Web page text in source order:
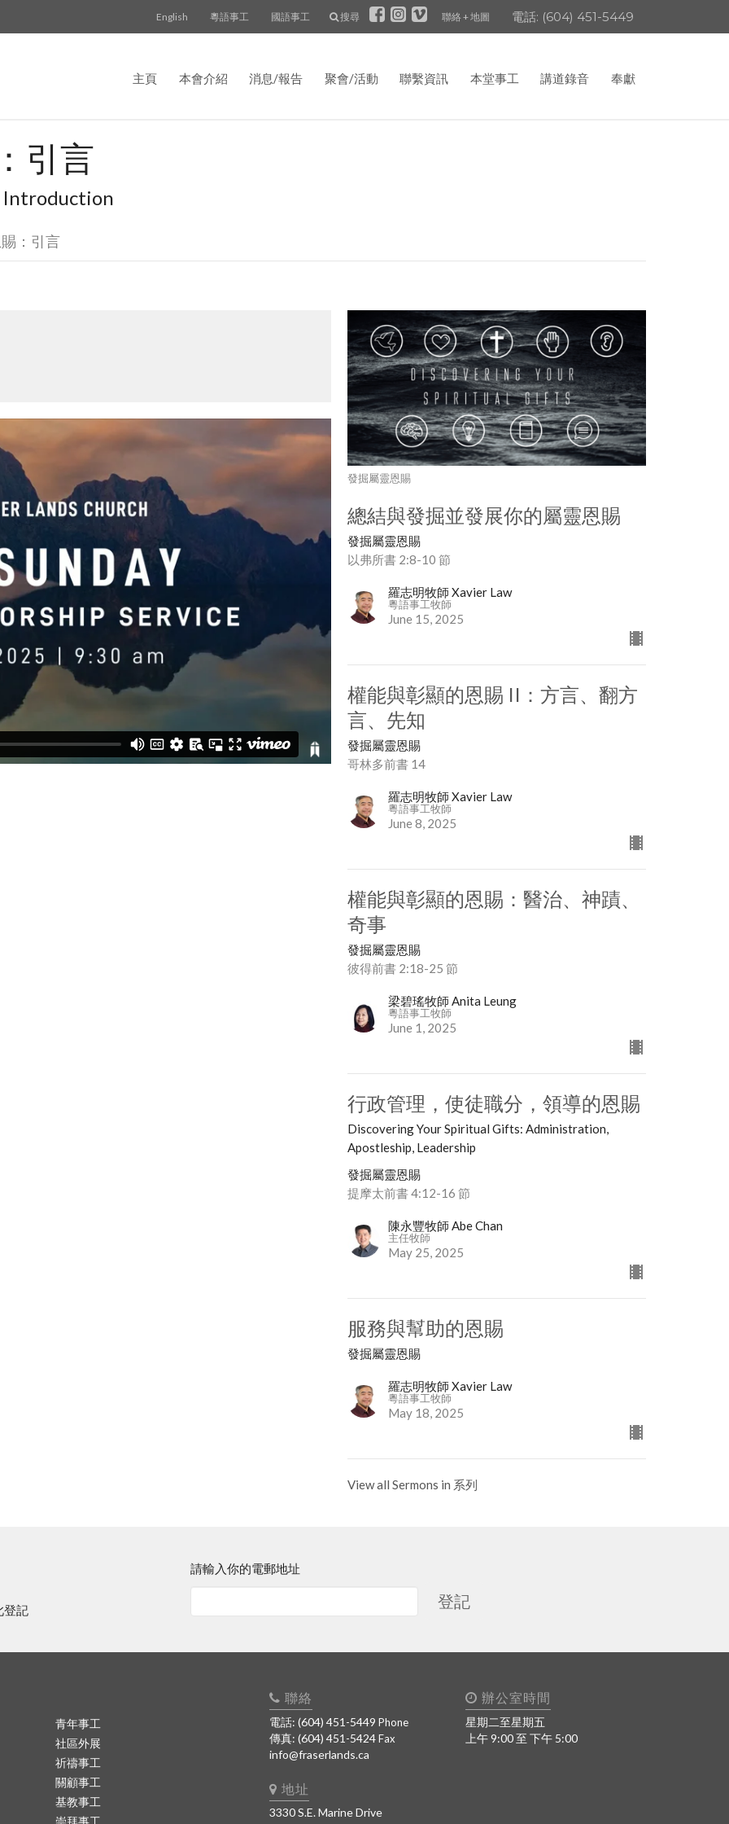
English 粵語事工 國語事工 搜尋 聯絡 + 地圖 電話: (604) 451-5449
主頁 本會介紹 消息/報告 聚會/活動 聯繫資訊 本堂事工 講道錄音 奉獻
引言
Introduction
：引言
發掘屬靈恩賜
總結與發掘並發展你的屬靈恩賜
發掘屬靈恩賜
以弗所書 2:8-10 節
羅志明牧師 Xavier Law
粵語事工牧師
June 15, 2025
權能與彰顯的恩賜 II：方言、翻方
言、先知
發掘屬靈恩賜
哥林多前書 14
羅志明牧師 Xavier Law
粵語事工牧師
June 8, 2025
權能與彰顯的恩賜：醫治、神蹟、
奇事
發掘屬靈恩賜
彼得前書 2:18-25 節
梁碧瑤牧師 Anita Leung
粵語事工牧師
June 1, 2025
行政管理，使徒職分，領導的恩賜
Discovering Your Spiritual Gifts: Administration,
Apostleship, Leadership
發掘屬靈恩賜
提摩太前書 4:12-16 節
陳永豐牧師 Abe Chan
主任牧師
May 25, 2025
服務與幫助的恩賜
發掘屬靈恩賜
羅志明牧師 Xavier Law
粵語事工牧師
May 18, 2025
View all Sermons in 系列
登記
請輸入你的電郵地址
登記
青年事工
社區外展
祈禱事工
關顧事工
基教事工
崇拜事工
聯絡
電話: (604) 451-5449 Phone
傳真: (604) 451-5424Fax
info@fraserlands.ca
辦公室時間
星期二至星期五
上午 9:00 至 下午 5:00
地址
3330 S.E. Marine Drive